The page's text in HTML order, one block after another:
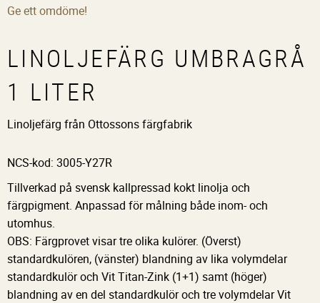
Ge ett omdöme!
LINOLJEFÄRG UMBRAGRÅ
1 LITER
Linoljefärg från Ottossons färgfabrik
NCS-kod: 3005-Y27R
Tillverkad på svensk kallpressad kokt linolja och
färgpigment. Anpassad för målning både inom- och
utomhus.
OBS: Färgprovet visar tre olika kulörer. (Överst)
standardkulören, (vänster) blandning av lika volymdelar
standardkulör och Vit Titan-Zink (1+1) samt (höger)
blandning av en del standardkulör och tre volymdelar Vit